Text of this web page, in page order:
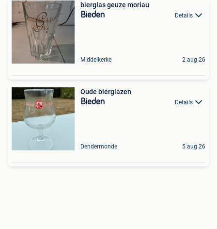
bierglas geuze moriau
Bieden Details
Middelkerke 2 aug 26
Oude bierglazen
Bieden Details
Dendermonde 5 aug 26